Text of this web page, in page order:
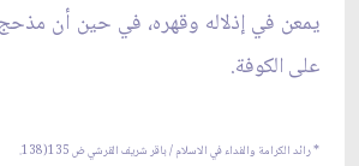
يمعن في إذلاله وقهره، في حين أن
على الكوفة.
* رائد الكرامة والفداء في الاسلام / باقر شريف القرشي ض 135(138.